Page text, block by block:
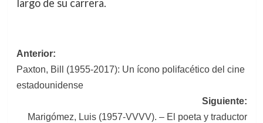
largo de su carrera.
Navegación
de
Anterior:
Paxton, Bill (1955-2017): Un ícono polifacético del cine
estadounidense
Siguiente:
Marigómez, Luis (1957-VVVV). – El poeta y traductor